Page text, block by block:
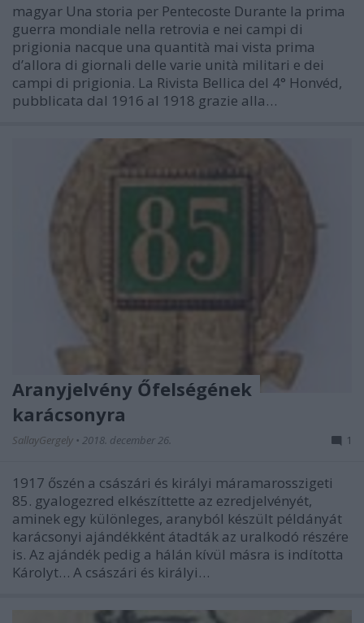
magyar Una storia per Pentecoste Durante la prima
guerra mondiale nella retrovia e nei campi di
prigionia nacque una quantità mai vista prima
d’allora di giornali delle varie unità militari e dei
campi di prigionia. La Rivista Bellica del 4° Honvéd,
pubblicata dal 1916 al 1918 grazie alla…
Aranyjelvény Őfelségének
karácsonyra
SallayGergely • 2018. december 26. 1
1917 őszén a császári és királyi máramarosszigeti
85. gyalogezred elkészíttette az ezredjelvényét,
aminek egy különleges, aranyból készült példányát
karácsonyi ajándékként átadták az uralkodó részére
is. Az ajándék pedig a hálán kívül másra is indította
Károlyt… A császári és királyi…